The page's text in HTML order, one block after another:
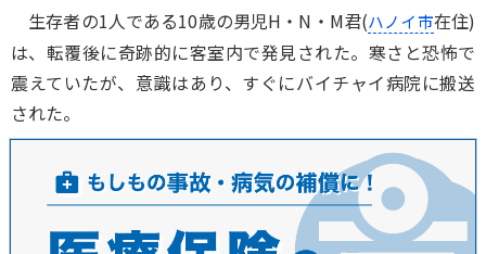
生存者の1人である10歳の男児H・N・M君(ハノイ市在住)
は、転覆後に奇跡的に客室内で発見された。寒さと恐怖で
震えていたが、意識はあり、すぐにバイチャイ病院に搬送
された。